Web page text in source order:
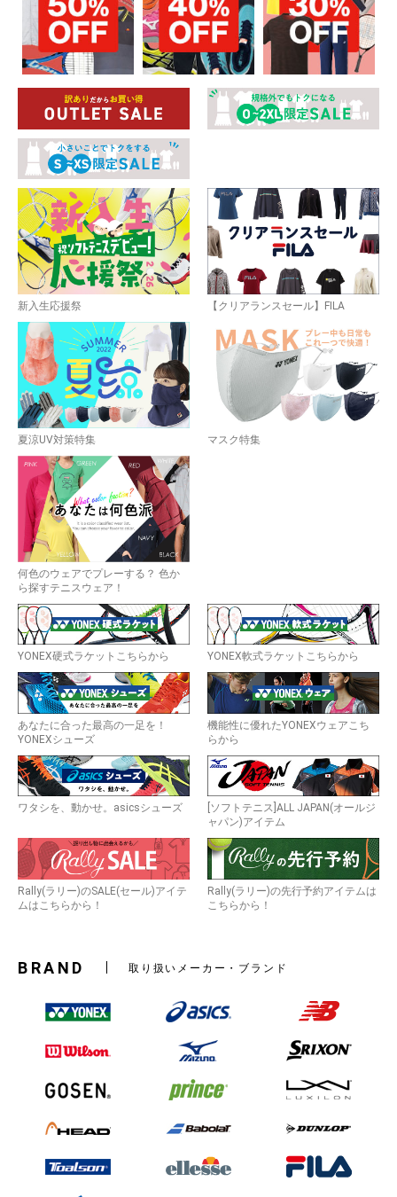
お買い物を続ける
新入生応援祭 【クリアランスセール】FILA
夏涼UV対策特集 マスク特集
何色のウェアでプレーする？ 色か
ら探すテニスウェア！
YONEX硬式ラケットこちらから YONEX軟式ラケットこちらから
あなたに合った最高の一足を！
YONEXシューズ
機能性に優れたYONEXウェアこち
らから
ワタシを、動かせ。asicsシューズ
[ソフトテニス]ALL JAPAN(オールジ
ャパン)アイテム
Rally(ラリー)のSALE(セール)アイテ
ムはこちらから！
Rally(ラリー)の先行予約アイテムは
こちらから！
BRAND 取り扱いメーカー・ブランド